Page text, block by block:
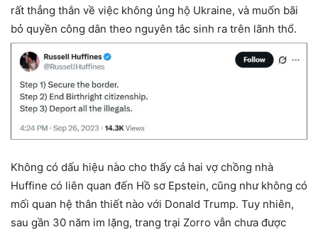
rất thẳng thắn về việc không ủng hộ Ukraine, và muốn bãi
bỏ quyền công dân theo nguyên tắc sinh ra trên lãnh thổ.
Không có dấu hiệu nào cho thấy cả hai vợ chồng nhà
Huffine có liên quan đến Hồ sơ Epstein, cũng như không có
mối quan hệ thân thiết nào với Donald Trump. Tuy nhiên,
sau gần 30 năm im lặng, trang trại Zorro vẫn chưa được